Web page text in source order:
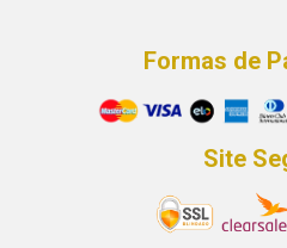
Formas de
Site